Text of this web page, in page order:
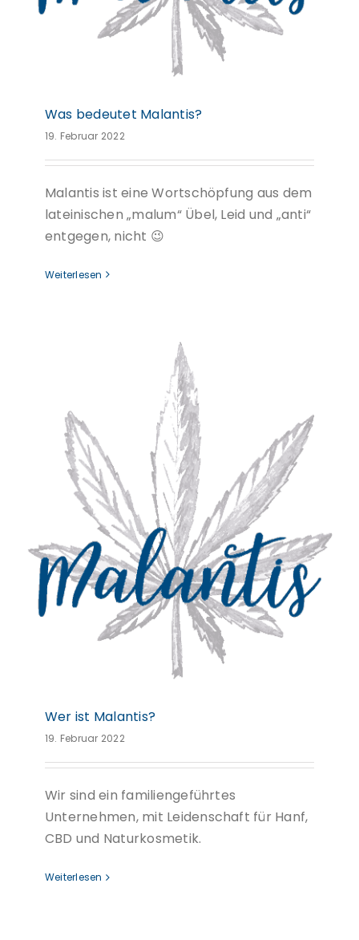
Was bedeutet Malantis?
19. Februar 2022
Malantis ist eine Wortschöpfung aus dem
lateinischen „malum“ Übel, Leid und „anti“
entgegen, nicht 😉
Weiterlesen
Wer ist Malantis?
Wer ist Malantis?
19. Februar 2022
Wir sind ein familiengeführtes
Unternehmen, mit Leidenschaft für Hanf,
CBD und Naturkosmetik.
Weiterlesen